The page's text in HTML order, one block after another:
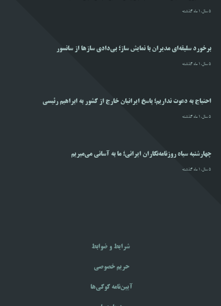
5 سال،1 ماه گذشته
برخورد سلیقه‌ای مدیران با نمایش ساز؛ بی‌دادی سازها از سانسور
5 سال،1 ماه گذشته
احتیاج به دعوت نداریم؛ پاسخ ایرانیان خارج از کشور به ابراهیم رئیسی
5 سال،1 ماه گذشته
چهارشنبه سیاه روزنامه‌نگاران ایرانی؛ ما به آسانی می‌میریم
5 سال،1 ماه گذشته
شرایط و ضوابط
حریم خصوصی
آیین‌نامه‌ کوکی‌ها